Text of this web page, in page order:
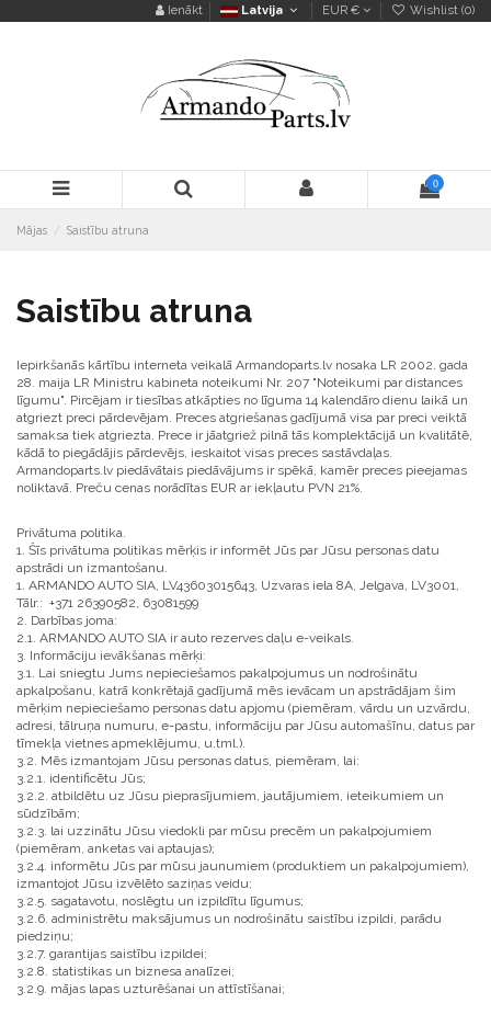
Ienākt Latvija EUR € Wishlist (0)
0
Mājas Saistību atruna
Saistību atruna
Iepirkšanās kārtību interneta veikalā Armandoparts.lv nosaka LR 2002. gada
28. maija LR Ministru kabineta noteikumi Nr. 207 "Noteikumi par distances
līgumu". Pircējam ir tiesības atkāpties no līguma 14 kalendāro dienu laikā un
atgriezt preci pārdevējam. Preces atgriešanas gadījumā visa par preci veiktā
samaksa tiek atgriezta. Prece ir jāatgriež pilnā tās komplektācijā un kvalitātē,
kādā to piegādājis pārdevējs, ieskaitot visas preces sastāvdaļas.
Armandoparts.lv piedāvātais piedāvājums ir spēkā, kamēr preces pieejamas
noliktavā. Preču cenas norādītas EUR ar iekļautu PVN 21%.
Privātuma politika.
1. Šīs privātuma politikas mērķis ir informēt Jūs par Jūsu personas datu
apstrādi un izmantošanu.
1. ARMANDO AUTO SIA, LV43603015643, Uzvaras iela 8A, Jelgava, LV3001,
Tālr.: +371 26390582, 63081599
2. Darbības joma:
2.1. ARMANDO AUTO SIA ir auto rezerves daļu e-veikals.
3. Informāciju ievākšanas mērķi:
3.1. Lai sniegtu Jums nepieciešamos pakalpojumus un nodrošinātu
apkalpošanu, katrā konkrētajā gadījumā mēs ievācam un apstrādājam šim
mērķim nepieciešamo personas datu apjomu (piemēram, vārdu un uzvārdu,
adresi, tālruņa numuru, e-pastu, informāciju par Jūsu automašīnu, datus par
tīmekļa vietnes apmeklējumu, u.tml.).
3.2. Mēs izmantojam Jūsu personas datus, piemēram, lai:
3.2.1. identificētu Jūs;
3.2.2. atbildētu uz Jūsu pieprasījumiem, jautājumiem, ieteikumiem un
sūdzībām;
3.2.3. lai uzzinātu Jūsu viedokli par mūsu precēm un pakalpojumiem
(piemēram, anketas vai aptaujas);
3.2.4. informētu Jūs par mūsu jaunumiem (produktiem un pakalpojumiem),
izmantojot Jūsu izvēlēto saziņas veidu;
3.2.5. sagatavotu, noslēgtu un izpildītu līgumus;
3.2.6. administrētu maksājumus un nodrošinātu saistību izpildi, parādu
piedziņu;
3.2.7. garantijas saistību izpildei;
3.2.8. statistikas un biznesa analīzei;
3.2.9. mājas lapas uzturēšanai un attīstīšanai;